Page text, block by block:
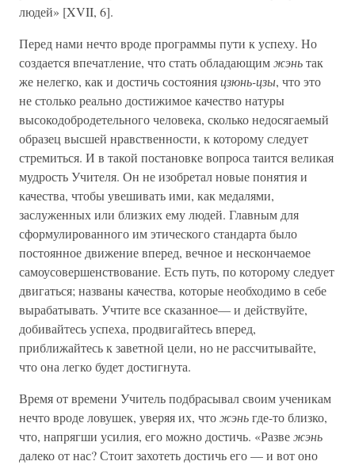
людей» [XVII, 6].
Перед нами нечто вроде программы пути к успеху. Но
создается впечатление, что стать обладающимжэньтак
же нелегко, как и достичь состоянияцзюнь-цзы, что это
не столько реально достижимое качество натуры
высокодобродетельного человека, сколько недосягаемый
образец высшей нравственности, к которому следует
стремиться. И в такой постановке вопроса таится великая
мудрость Учителя. Он не изобретал новые понятия и
качества, чтобы увешивать ими, как медалями,
заслуженных или близких ему людей. Главным для
сформулированного им этического стандарта было
постоянное движение вперед, вечное и нескончаемое
самоусовершенствование. Есть путь, по которому следует
двигаться; названы качества, которые необходимо в себе
вырабатывать. Учтите все сказанное— и действуйте,
добивайтесь успеха, продвигайтесь вперед,
приближайтесь к заветной цели, но не рассчитывайте,
что она легко будет достигнута.
Время от времени Учитель подбрасывал своим ученикам
нечто вроде ловушек, уверяя их, чтожэньгде-то близко,
что, напрягши усилия, его можно достичь. «Развежэнь
далеко от нас? Стоит захотеть достичь его — и вот оно